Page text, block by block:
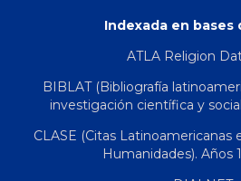
Indexada en bases
ATLA Religion
BIBLAT (Bibliografía
investigación científica y
CLASE (Citas Latinoamericanas
Humanidades). Años